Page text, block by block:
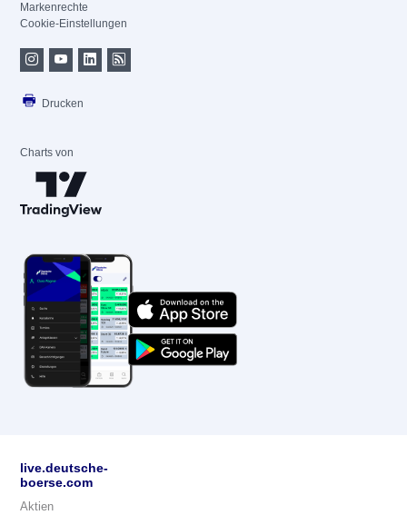
Markenrechte
Cookie-Einstellungen
Drucken
Charts von
live.deutsche-
boerse.com
Aktien